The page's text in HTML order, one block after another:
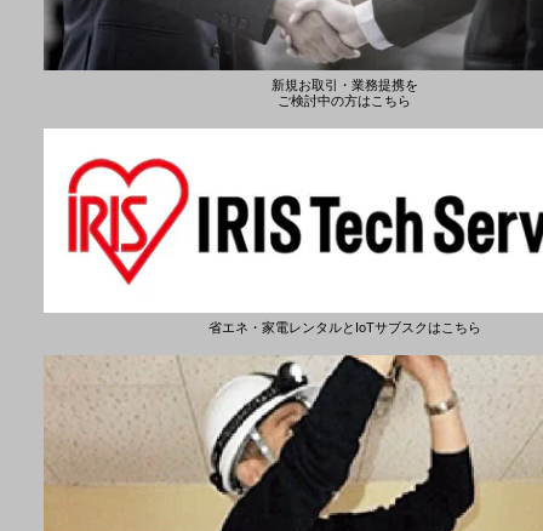
新規お取引・業務提携を
ご検討中の方はこちら
省エネ・家電レンタルとIoTサブスクはこちら